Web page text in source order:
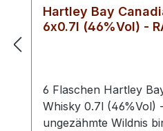
Hartley Bay
6x0.7l (46%Vol) -
6 Flaschen Hartley
Whisky 0.7l (46%Vol)
ungezähmte Wildnis